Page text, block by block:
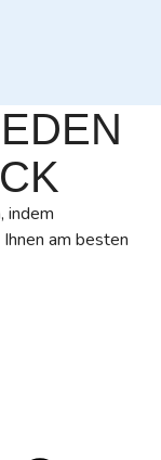
indem
am besten